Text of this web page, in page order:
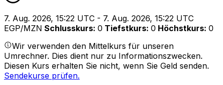
7. Aug. 2026, 15:22 UTC - 7. Aug. 2026, 15:22 UTC
EGP/MZN Schlusskurs: 0 Tiefstkurs: 0 Höchstkurs: 0
Wir verwenden den Mittelkurs für unseren
Umrechner. Dies dient nur zu Informationszwecken.
Diesen Kurs erhalten Sie nicht, wenn Sie Geld senden.
Sendekurse prüfen.